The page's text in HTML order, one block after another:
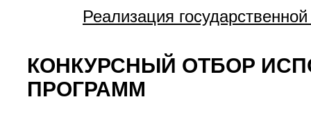
Реализация
КОНКУРСНЫЙ ОТБОР
ПРОГРАММ